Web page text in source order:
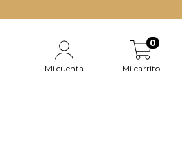
Mi cuenta Mi carrito
0